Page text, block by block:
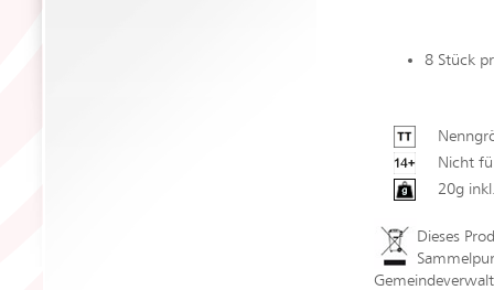
8 Stück
Nicht
20g
Dieses